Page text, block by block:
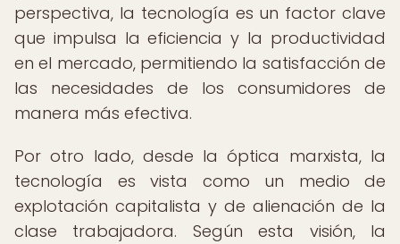
perspectiva, la tecnología es un factor clave
que impulsa la eficiencia y la productividad
en el mercado, permitiendo la satisfacción de
las necesidades de los consumidores de
manera más efectiva.
Por otro lado, desde la óptica marxista, la
tecnología es vista como un medio de
explotación capitalista y de alienación de la
clase trabajadora. Según esta visión, la